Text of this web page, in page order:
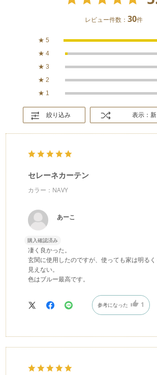
レビュー件数： 30件
★ 5
★ 4
★ 3
★ 2
★ 1
絞り込み 表示：
セレーネカーテン
カラー：NAVY
あーこ
購入確認済み
凄く良かった。
玄関に使用したのですが、使っても家は明る
見えない。
色はブルー最高です。
参考になった 1